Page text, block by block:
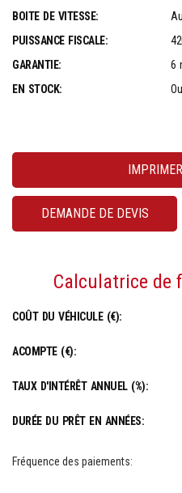
BOITE DE VITESSE:
PUISSANCE FISCALE:
GARANTIE:
6
EN STOCK:
DEMANDE DE DEVIS
Calculatrice de
COÛT DU VÉHICULE (€):
ACOMPTE (€):
TAUX D'INTÉRÊT ANNUEL (%):
DURÉE DU PRÊT EN ANNÉES:
Fréquence des paiements: